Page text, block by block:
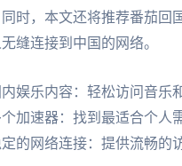
时，本文还将推荐番茄回
缝连接到中国的网络。
娱乐内容：轻松访问音乐
加速器：找到最适合个人
的网络连接：提供流畅的